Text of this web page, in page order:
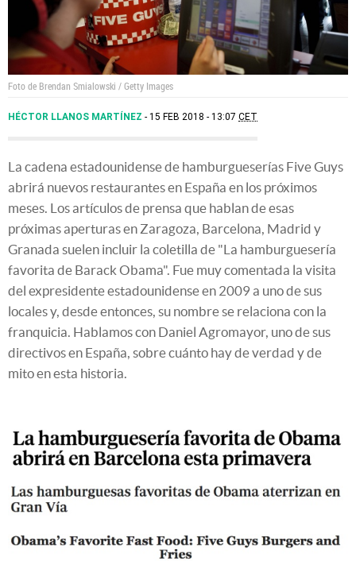
Foto de Brendan Smialowski / Getty Images
HÉCTOR LLANOS MARTÍNEZ 15 FEB 2018 - 13:07 CET
La cadena estadounidense de hamburgueserías Five Guys
abrirá nuevos restaurantes en España en los próximos
meses. Los artículos de prensa que hablan de esas
próximas aperturas en Zaragoza, Barcelona, Madrid y
Granada suelen incluir la coletilla de "La hamburguesería
favorita de Barack Obama". Fue muy comentada la visita
del expresidente estadounidense en 2009 a uno de sus
locales y, desde entonces, su nombre se relaciona con la
franquicia. Hablamos con Daniel Agromayor, uno de sus
directivos en España, sobre cuánto hay de verdad y de
mito en esta historia.